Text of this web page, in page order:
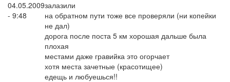
04.05.2009
- 9:48
залазили
на обратном пути тоже все проверяли (ни копейки
не дал)
дорога после поста 5 км хорошая дальше была
плохая
местами даже гравийка это огорчает
хотя места зачетные (красотищее)
едещь и любуешься!!